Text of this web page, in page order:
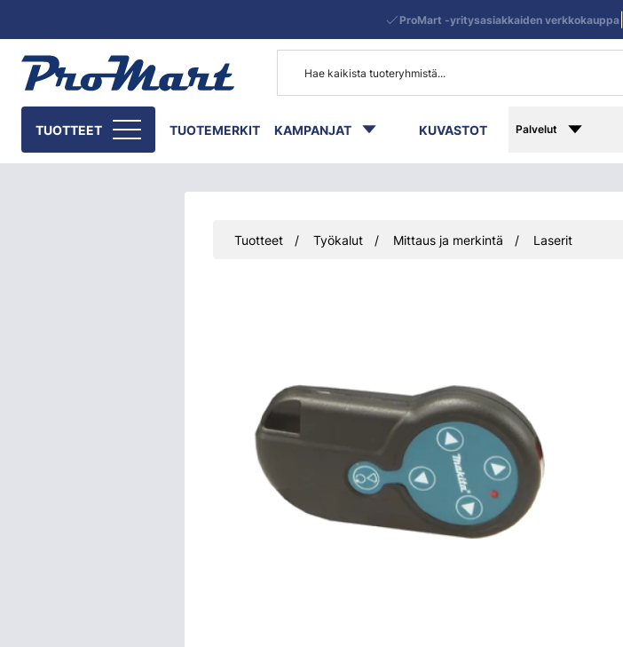
TUOTTEET TUOTEMERKIT KAMPANJAT KUVASTOT Palvelut
ProMart -yritysasiakkaiden verkkokauppa|
Tuotteet Työkalut Mittaus ja merkintä Laserit